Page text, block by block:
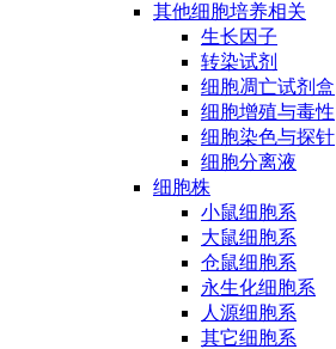
其他细胞培养相关
生长因子
转染试剂
细胞凋亡试剂盒
细胞增殖与毒性
细胞染色与探针
细胞分离液
细胞株
小鼠细胞系
大鼠细胞系
仓鼠细胞系
永生化细胞系
人源细胞系
其它细胞系